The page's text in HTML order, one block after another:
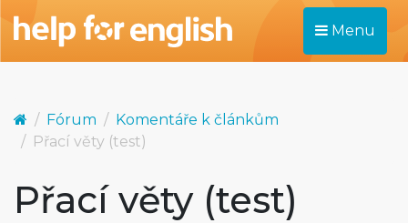
Menu
Fórum
Komentáře k článkům
Přací věty (test)
Přací věty (test)